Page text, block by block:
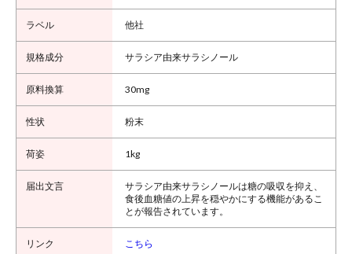
他社
サラシア由来サラシノール
30mg
粉末
1kg
サラシア由来サラシノールは糖の吸収を抑え、
食後血糖値の上昇を穏やかにする機能があるこ
とが報告されています。
こちら